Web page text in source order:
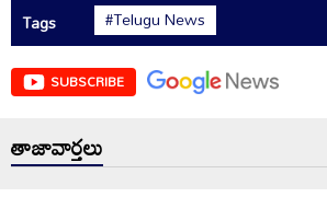
Tags
#Telugu News
SUBSCRIBE
తాజావార్తలు